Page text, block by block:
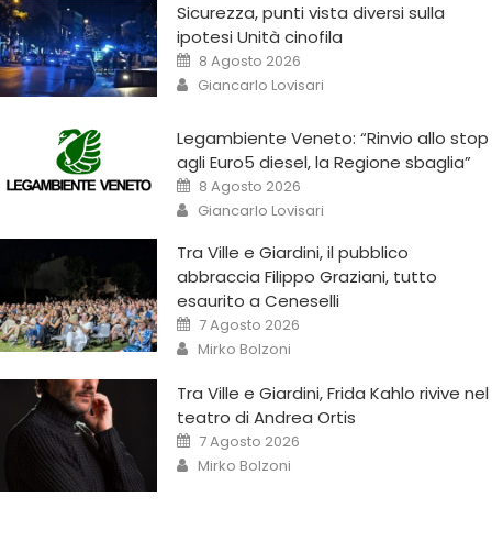
Sicurezza, punti vista diversi sulla
ipotesi Unità cinofila
8 Agosto 2026
Giancarlo Lovisari
Legambiente Veneto: “Rinvio allo stop
agli Euro5 diesel, la Regione sbaglia”
8 Agosto 2026
Giancarlo Lovisari
Tra Ville e Giardini, il pubblico
abbraccia Filippo Graziani, tutto
esaurito a Ceneselli
7 Agosto 2026
Mirko Bolzoni
Tra Ville e Giardini, Frida Kahlo rivive nel
teatro di Andrea Ortis
7 Agosto 2026
Mirko Bolzoni